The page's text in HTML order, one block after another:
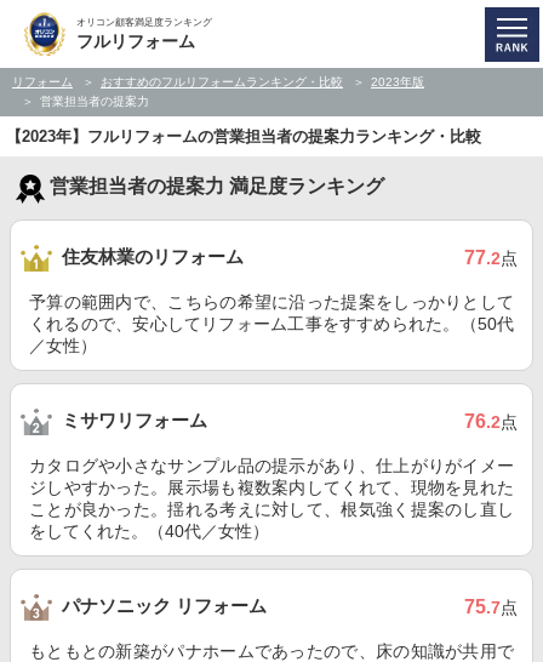
オリコン顧客満足度ランキング
フルリフォーム
リフォーム おすすめのフルリフォームランキング・比較
2023年版
営業担当者の提案力
【2023年】フルリフォームの営業担当者の提案力ランキング・比較
営業担当者の提案力 満足度ランキング
住友林業のリフォーム 77.2点
予算の範囲内で、こちらの希望に沿った提案をしっかりとして
くれるので、安心してリフォーム工事をすすめられた。（50代
／女性）
ミサワリフォーム 76.2点
カタログや小さなサンプル品の提示があり、仕上がりがイメー
ジしやすかった。展示場も複数案内してくれて、現物を見れた
ことが良かった。揺れる考えに対して、根気強く提案のし直し
をしてくれた。（40代／女性）
パナソニック リフォーム 75.7点
もともとの新築がパナホームであったので、床の知識が共用で